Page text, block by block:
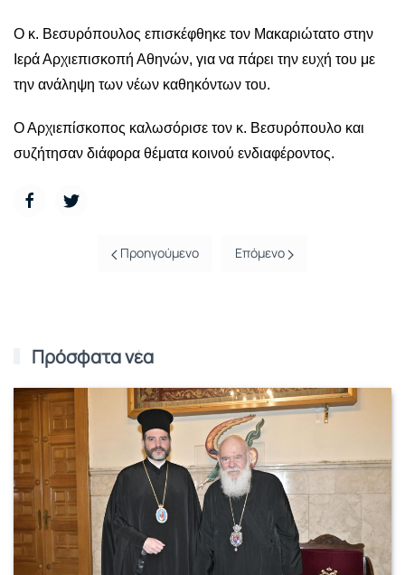
Ο κ. Βεσυρόπουλος επισκέφθηκε τον Μακαριώτατο στην
Ιερά Αρχιεπισκοπή Αθηνών, για να πάρει την ευχή του με
την ανάληψη των νέων καθηκόντων του.
Ο Αρχιεπίσκοπος καλωσόρισε τον κ. Βεσυρόπουλο και
συζήτησαν διάφορα θέματα κοινού ενδιαφέροντος.
Προηγούμενο Επόμενο
Πρόσφατα νέα